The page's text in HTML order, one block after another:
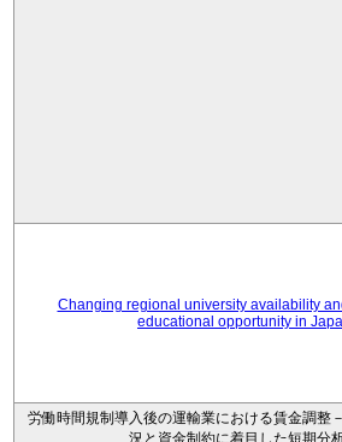
Changing regional university availability
educational opportunity in
労働時間規制導入後の運輸業における賃金調整
況と資金制約に着目した短期分